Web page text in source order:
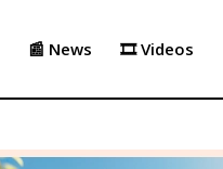
📰 News 🎞️ Videos